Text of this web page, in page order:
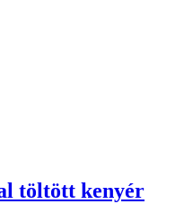
töltött kenyér